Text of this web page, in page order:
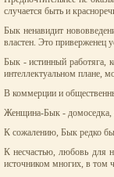
случается быть и
Бык ненавидит
властен. Это приверженец
Бык - истинный работяга,
интеллектуальном плане,
В коммерции и
Женщина-Бык - домоседка,
К сожалению, Бык редко
К несчастью, любовь для
источником многих, в том